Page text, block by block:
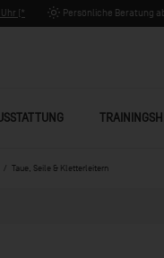
(*
Persönliche Beratung
Taue, Seile & Kletterleitern